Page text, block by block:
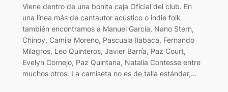
Viene dentro de una bonita caja Oficial del club. En
una línea más de cantautor acústico o indie folk
también encontramos a Manuel García, Nano Stern,
Chinoy, Camila Moreno, Pascuala Ilabaca, Fernando
Milagros, Leo Quinteros, Javier Barría, Paz Court,
Evelyn Cornejo, Paz Quintana, Natalia Contesse entre
muchos otros. La camiseta no es de talla estándar,…